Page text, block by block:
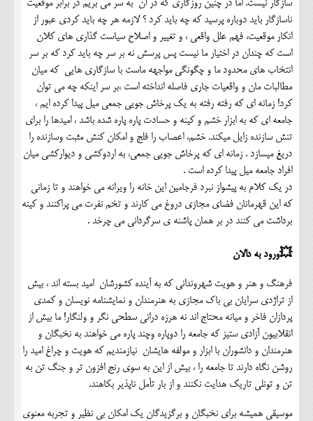
سازگار نیست. اما در چنین روزگاری که در آن به سر می بریم در برابر موقعیت
ناسازگار باید دوباره پرسید که چه باید کرد ؟ لازمه هر چه باید کردی عبور از
انکار موقعیت، فهم علل واقعی ، و تغییر و اصلاح سیاست گذاری های کلان
است که چندان در اختیار ما نیست پس پرسش نه بر سر چه باید کرد که بر سر
انتخاب های محدود ما و چگونگی مواجهه ماست با سازگاری هایی که میان
مطالبات مان و واقعیات جاری فاصله انداخته است ،بر سر اینکه چه می توان
کرد! زمانه ای که رفته رفته به یک پرخاش جویی جمعی میل پیدا کرده ایم ،
جامعه ای که به ابزار خشم و کینه و حسادت پاره پاره شده باشد ، امیدها را برای
تنش سازنده زایل میکند. خشم، اعصاب را فلج و امکان کنش مثبت وسازنده را
دریغ میسازد . زمانه ای که پرخاش جویی جمعی، به اردوکشی و دیوارکشی میان
افراد جامعه میل پیدا کرده است .
در یک کلام به پیشواز نبرد فرجامین این خانه را ویرانه می خواهند و تا زمانی
که این قهرمانان فضای مجازی دروغ می کارند و تخم نفرت می پراکنند و کینه
برداشت می کنند در بر همان پاشنه ی سرگردانی می چرخد .
💥ورود به دالان
فرهنگ و هنر و هویت شهروندانی که به آینده کشورشان امید بسته اند ، بیش
از تراژدی سرایان بی باک مجازی به هنرمندان و نمایشنامه نویسان و کمدی
پردازان فاخر و میانه محتاج اند نه هرزه درانی سطحی نگر و ولنگار! ما بیش از
انقلابیون آزادی ستیز که جامعه را دوپاره وچند پاره می خواهند به نخبگان و
هنرمندان و دانشوران با ابزار و مولفه هایشان نیازمندیم که هویت و چراغ امید را
روشن نگاه دارند تا جامعه را ، بیش از این به سوی رنج افزون تر و جنگ تن به
تن و تونلی تاریک هدایت نکنند و از بار تأمل ناپذیر بکاهند.
موسیقی همیشه برای نخبگان و برگزیدگان یک امکان بی نظیر و تجربه معنوی